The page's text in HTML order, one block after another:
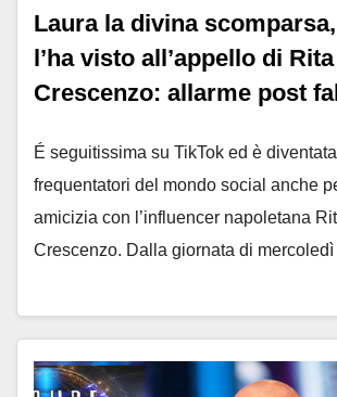
Laura la divina
l’ha visto all’appello di
Crescenzo: allarme post
É seguitissima su TikTok ed è
frequentatori del mondo social anche
amicizia con l’influencer napoletana
Crescenzo. Dalla giornata di